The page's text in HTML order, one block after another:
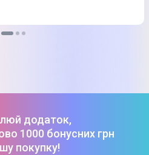
додаток,
1000 бонусних грн
покупку!